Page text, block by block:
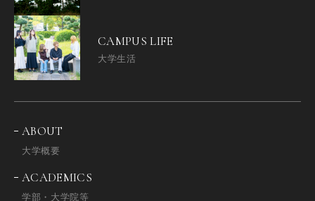
CAMPUS LIFE
大学生活
ABOUT
大学概要
ACADEMICS
学部・大学院等